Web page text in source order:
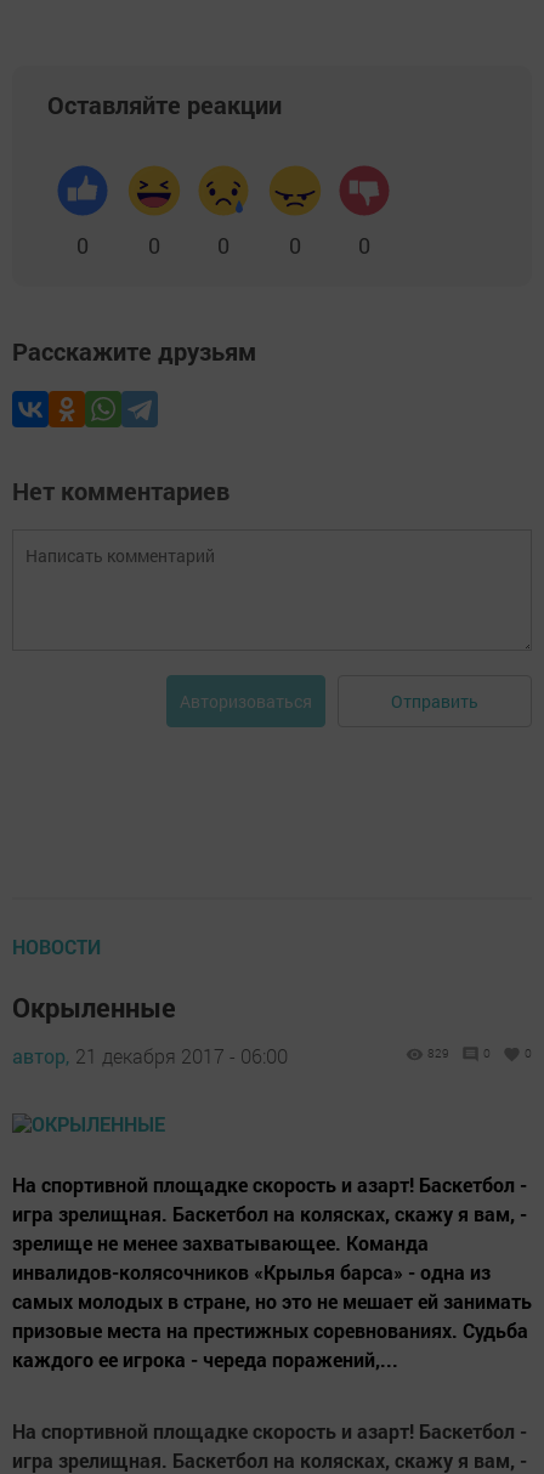
Оставляйте реакции
0 0 0 0 0
Расскажите друзьям
Нет комментариев
Авторизоваться Отправить
НОВОСТИ
Окрыленные
автор, 21 декабря 2017 - 06:00 829 0 0
На спортивной площадке скорость и азарт! Баскетбол -
игра зрелищная. Баскетбол на колясках, скажу я вам, -
зрелище не менее захватывающее. Команда
инвалидов-колясочников «Крылья барса» - одна из
самых молодых в стране, но это не мешает ей занимать
призовые места на престижных соревнованиях. Судьба
каждого ее игрока - череда поражений,...
На спортивной площадке скорость и азарт! Баскетбол -
игра зрелищная. Баскетбол на колясках, скажу я вам, -